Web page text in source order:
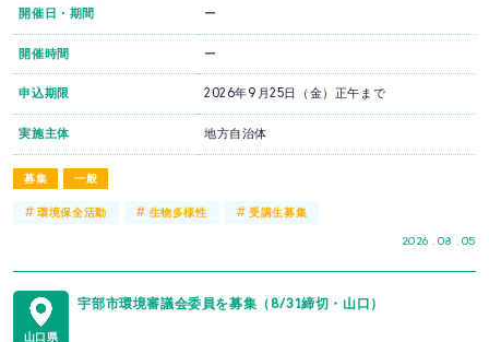
募集 一般
2026 . 08 . 05
開催日・期間 ー
開催時間 ー
申込期限 2026年9月25日（金）正午まで
実施主体 地方自治体
#環境保全活動 # 生物多様性 #受講生募集
山口県
宇部市環境審議会委員を募集（8/31締切・山口）